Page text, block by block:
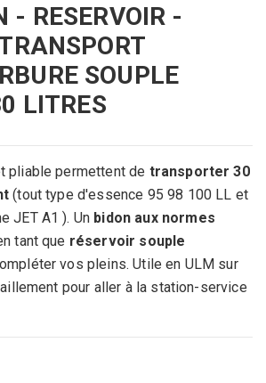
- RESERVOIR -
SOUPLE
LITRES
pliable permettent de transporter 30
(tout type d'essence 95 98 100 LL et
JET A1 ). Un bidon aux normes
tant que réservoir souple
vos pleins. Utile en ULM sur
pour aller à la station-service